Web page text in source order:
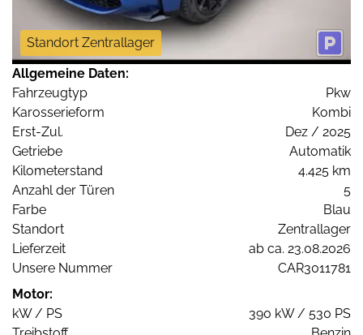
Standort Zentrallager
Allgemeine Daten:
Fahrzeugtyp
Pkw
Karosserieform
Kombi
Erst-Zul.
Dez / 2025
Getriebe
Automatik
Kilometerstand
4.425 km
Anzahl der Türen
5
Farbe
Blau
Standort
Zentrallager
Lieferzeit
ab ca. 23.08.2026
Unsere Nummer
CAR3011781
Motor:
kW / PS
390 kW / 530 PS